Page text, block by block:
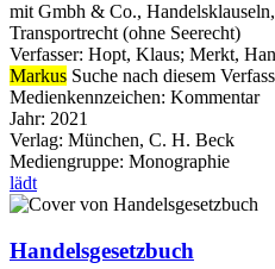
mit Gmbh & Co.,
Transportrecht (ohne Seerecht)
Verfasser: Hopt, Klaus; Merkt,
Markus Suche nach diesem
Medienkennzeichen: Kommentar
Jahr: 2021
Verlag: München, C. H. Beck
Mediengruppe: Monographie
lädt
Handelsgesetzbuch